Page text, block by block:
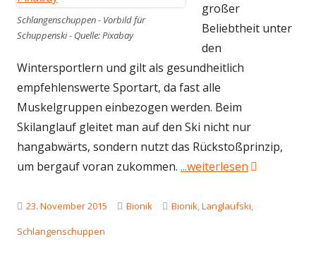
Schlangenschuppen - Vorbild für
Schuppenski - Quelle: Pixabay
großer
Beliebtheit unter
den
Wintersportlern und gilt als gesundheitlich
empfehlenswerte Sportart, da fast alle
Muskelgruppen einbezogen werden. Beim
Skilanglauf gleitet man auf den Ski nicht nur
hangabwärts, sondern nutzt das Rückstoßprinzip,
um bergauf voran zukommen. ...weiterlesen "Bionik:
Veröffentlicht
am
23. November 2015 Kategorien
Bionik Schlagwörter
Bionik,Langlaufski,
Schlangenschuppen